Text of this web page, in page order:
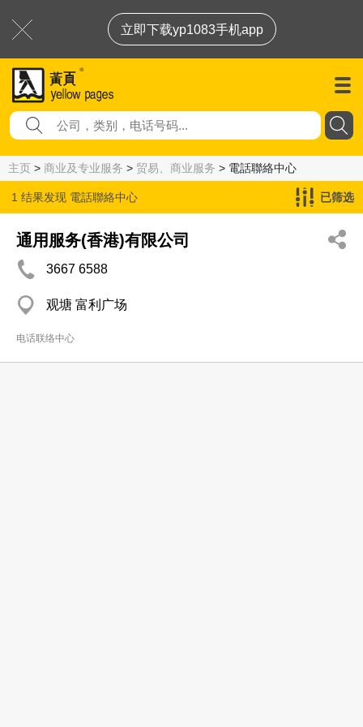
立即下载yp1083手机app
主页 > 商业及专业服务 > 贸易、商业服务 > 電話聯絡中心
1 结果发现 電話聯絡中心 已筛选
通用服务(香港)有限公司
3667 6588
观塘 富利广场
电话联络中心